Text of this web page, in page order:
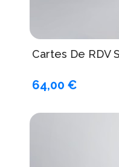
Cartes De RDV
64,00 €